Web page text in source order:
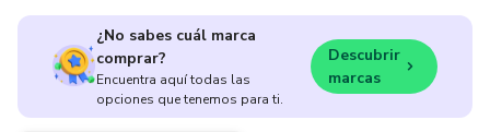
¿No sabes cuál marca
comprar?
Encuentra aquí todas las
opciones que tenemos para ti.
Descubrir
marcas